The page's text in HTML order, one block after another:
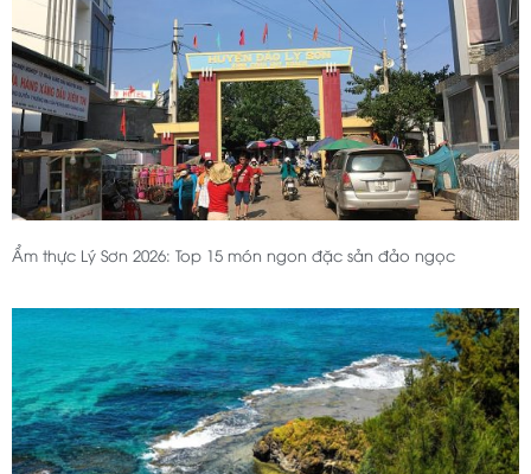
Ẩm thực Lý Sơn 2026: Top 15 món ngon đặc sản đảo ngọc